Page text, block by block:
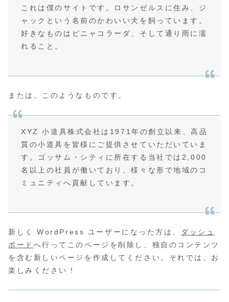
これは僕のサイトです。ロサンゼルスに住み、ジ
ャックという名前のかわいい犬を飼っています。
好きなものはピニャコラーダ、そして通り雨に濡
れること。
または、このようなものです。
XYZ 小道具株式会社は1971年の創立以来、高品
質の小道具を皆様にご提供させていただいていま
す。ゴッサム・シティに所在する当社では2,000
名以上の社員が働いており、様々な形で地域のコ
ミュニティへ貢献しています。
新しく WordPress ユーザーになった方は、
ダッシュ
ボード へ行ってこのページを削除し、独自のコンテンツ
を含む新しいページを作成してください。それでは、お
楽しみください !